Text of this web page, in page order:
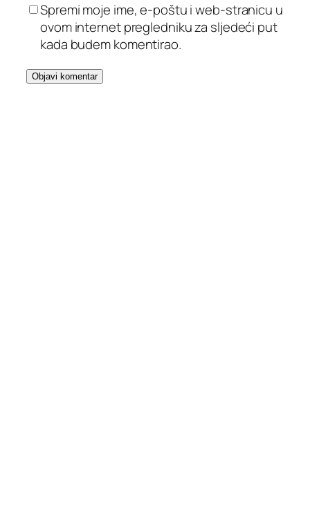
Spremi moje ime, e-poštu i web-stranicu u
ovom internet pregledniku za sljedeći put
kada budem komentirao.